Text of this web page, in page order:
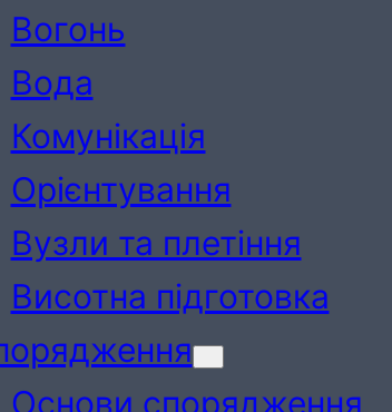
Вогонь
Вода
Комунікація
Орієнтування
Вузли та плетіння
Висотна підготовка
Основи спорядження